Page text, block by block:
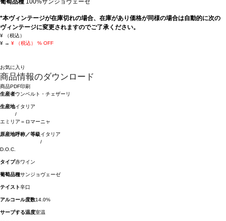
葡萄品種 100%サンジョヴェーゼ
*本ヴィンテージが在庫切れの場合、在庫があり価格が同様の場合は自動的に次の
ヴィンテージに変更されますのでご了承ください。
¥
（税込）
¥ → ¥ （税込） % OFF
お気に入り
商品情報のダウンロード
商品PDF印刷
生産者ウンベルト・チェザーリ
生産地イタリア
/
エミリア＝ロマーニャ
原産地呼称／等級イタリア
/
D.O.C.
タイプ赤ワイン
葡萄品種サンジョヴェーゼ
テイスト辛口
アルコール度数14.0%
サーブする温度室温